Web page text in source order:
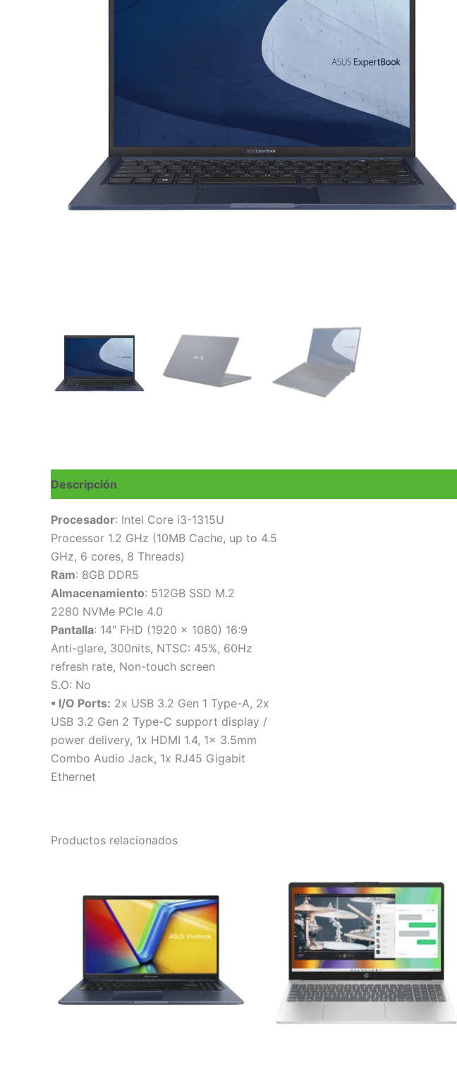
Descripción
Procesador: Intel Core i3-1315U
Processor 1.2 GHz (10MB Cache, up to 4.5
GHz, 6 cores, 8 Threads)
Ram: 8GB DDR5
Almacenamiento: 512GB SSD M.2
2280 NVMe PCIe 4.0
Pantalla: 14″ FHD (1920 x 1080) 16:9
Anti-glare, 300nits, NTSC: 45%, 60Hz
refresh rate, Non-touch screen
S.O: No
▪ I/O Ports: 2x USB 3.2 Gen 1 Type-A, 2x
USB 3.2 Gen 2 Type-C support display /
power delivery, 1x HDMI 1.4, 1x 3.5mm
Combo Audio Jack, 1x RJ45 Gigabit
Ethernet
Productos relacionados